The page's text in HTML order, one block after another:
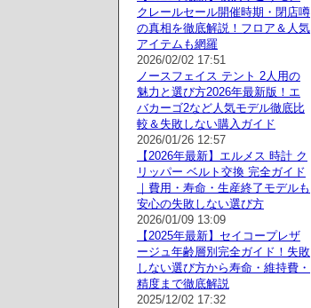
クレールセール開催時期・閉店噂
の真相を徹底解説！フロア＆人気
アイテムも網羅
2026/02/02 17:51
ノースフェイス テント 2人用の
魅力と選び方2026年最新版！エ
バカーゴ2など人気モデル徹底比
較＆失敗しない購入ガイド
2026/01/26 12:57
【2026年最新】エルメス 時計 ク
リッパー ベルト交換 完全ガイド
｜費用・寿命・生産終了モデルも
安心の失敗しない選び方
2026/01/09 13:09
【2025年最新】セイコープレザ
ージュ年齢層別完全ガイド！失敗
しない選び方から寿命・維持費・
精度まで徹底解説
2025/12/02 17:32